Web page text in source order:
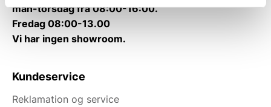
man-torsdag fra 08:00-16:00.
Fredag 08:00-13.00
Vi har ingen showroom.
Kundeservice
Reklamation og service